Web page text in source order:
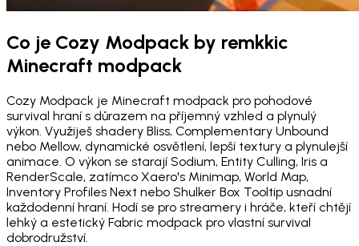
Co je Cozy Modpack by remkkic
Minecraft modpack
Cozy Modpack je Minecraft modpack pro pohodové
survival hraní s důrazem na příjemný vzhled a plynulý
výkon. Využiješ shadery Bliss, Complementary Unbound
nebo Mellow, dynamické osvětlení, lepší textury a plynulejší
animace. O výkon se starají Sodium, Entity Culling, Iris a
RenderScale, zatímco Xaero's Minimap, World Map,
Inventory Profiles Next nebo Shulker Box Tooltip usnadní
každodenní hraní. Hodí se pro streamery i hráče, kteří chtějí
lehký a estetický Fabric modpack pro vlastní survival
dobrodružství.